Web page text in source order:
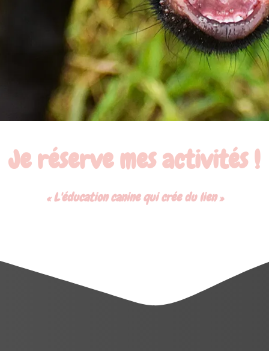
Je réserve mes activités !
« L'éducation canine qui crée du lien »